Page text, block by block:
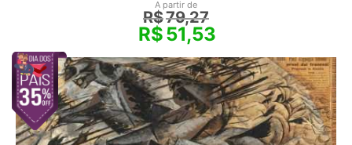
A partir de
R$79,27
R$51,53